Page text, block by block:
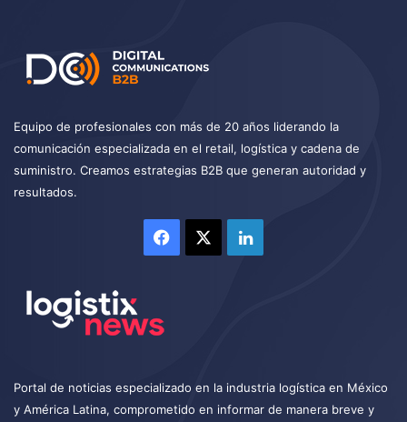
Equipo de profesionales con más de 20 años liderando la
comunicación especializada en el retail, logística y cadena de
suministro. Creamos estrategias B2B que generan autoridad y
resultados.
Facebook LinkedIn
Portal de noticias especializado en la industria logística en México
y América Latina, comprometido en informar de manera breve y